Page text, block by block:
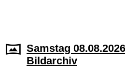
Samstag
Bildarchiv